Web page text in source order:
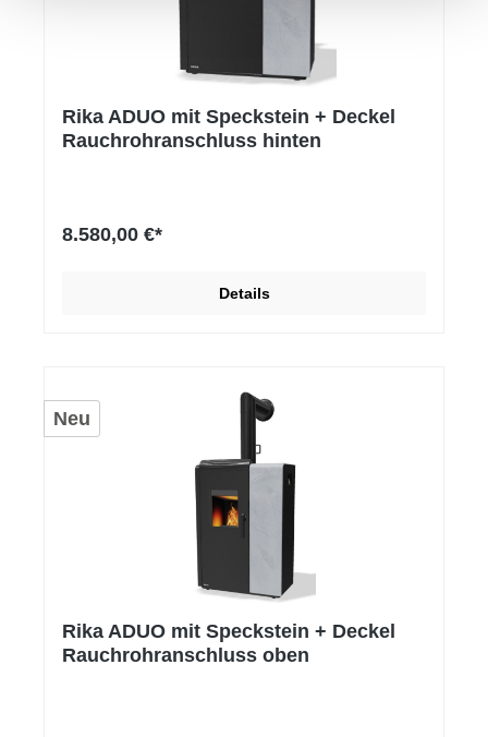
Rika ADUO mit Speckstein + Deckel
Rauchrohranschluss hinten
8.580,00 €*
Details
Neu
Rika ADUO mit Speckstein + Deckel
Rauchrohranschluss oben